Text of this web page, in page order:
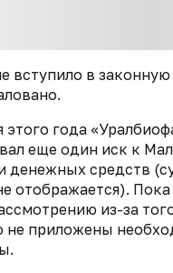
вступило в
этого года
еще один иск к
денежных средств
отображается).
из-за
не приложены